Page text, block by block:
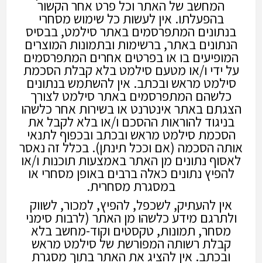
המחשב של האתר וכל פרט אחר הקשור
בהפעלתו. אין לעשות כל שימוש מסחרי
בנתונים המתפרסמים באתר סילמט, בבסיס
הנתונים באתר, ברשימות ובתמונות המוצרים
המופיעים בו או בפרטים אחרים המתפרסמים
על ידי ו/או מטעם סילמט בלא קבלת הסכמת
סילמט מראש ובכתב. אין להשתמש בנתונים
כלשהם המתפרסמים באתר סילמט לצורך
הצגתם באתר אינטרנט או בשירות אחר כלשהו
בניגוד להוראות ההסכם ו/או בלא לקבל את
הסכמת סילמט מראש ובכתב ובכפוף לתנאי
אותה הסכמה (אם וככל תינתן). בכלל זה נאסר
לאסוף נתונים מן האתר באמצעות תוכנות ו/או
להפיץ נתונים כאלה ברבים באופן מסחרי או
במסגרת מסחרית.
אין להעתיק, לשכפל, להפיץ, למכור, לשווק
ולתרגם מידע כלשהו מן האתר (לרבות סימני
מסחר, תמונות, טקסטים וקוד-מחשב בלא
קבלת רשותה המפורשת של סילמט מראש
ובכתב. אין להציג את האתר בתוך מסגרת